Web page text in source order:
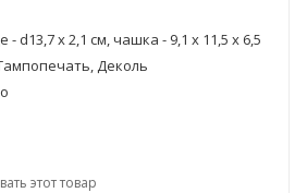
- d13,7 х 2,1 см, чашка - 9,1 х 11,5 х 6,5
Деколь
этот товар